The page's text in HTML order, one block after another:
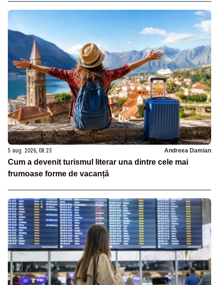
5 aug. 2026, 08:23 Andreea Damian
Cum a devenit turismul literar una dintre cele mai
frumoase forme de vacanță